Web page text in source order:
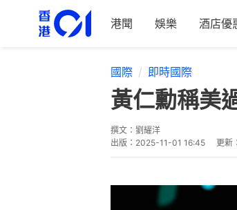
港聞 娛樂 酒店優
國際 即時國際
黃仁勳稱美
撰文： 劉耀洋
出版： 2025-11-01 16:45 更新：